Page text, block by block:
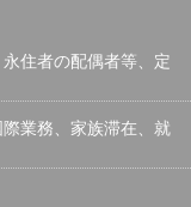
住者の配偶者等、定
業務、家族滞在、就